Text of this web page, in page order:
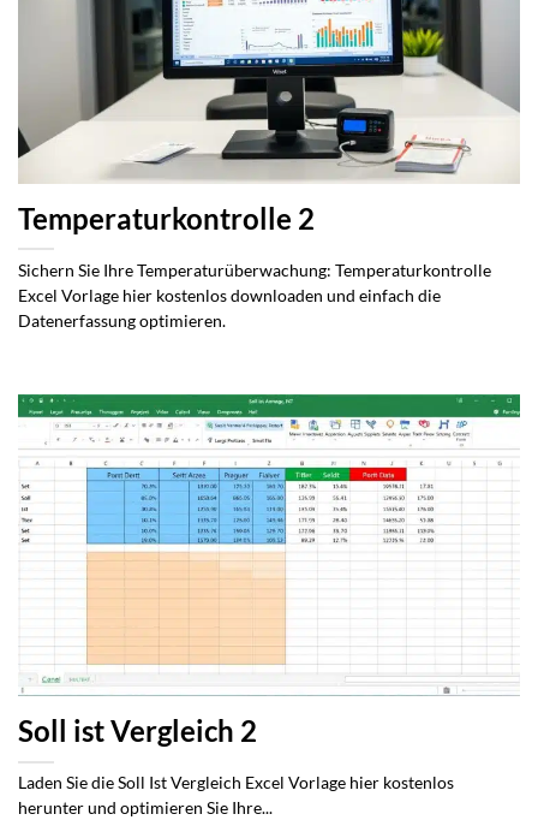
Temperaturkontrolle 2
Sichern Sie Ihre Temperaturüberwachung: Temperaturkontrolle
Excel Vorlage hier kostenlos downloaden und einfach die
Datenerfassung optimieren.
Soll ist Vergleich 2
Laden Sie die Soll Ist Vergleich Excel Vorlage hier kostenlos
herunter und optimieren Sie Ihre...